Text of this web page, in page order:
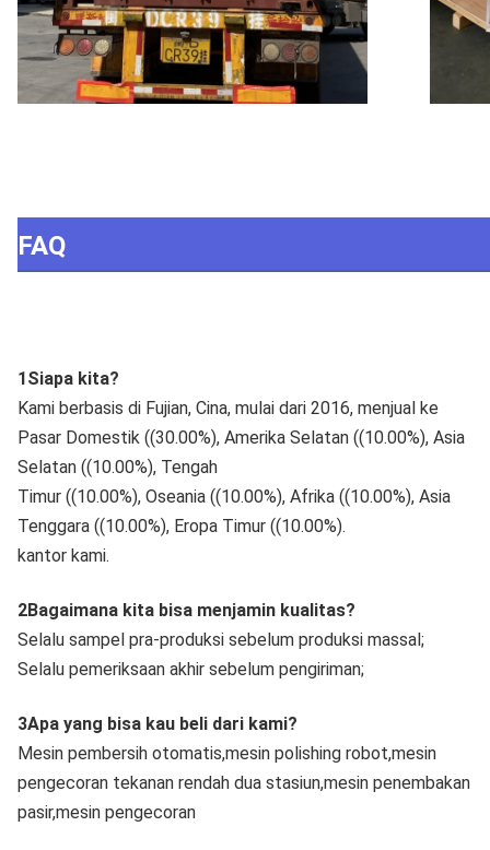
FAQ
1Siapa kita?
Kami berbasis di Fujian, Cina, mulai dari 2016, menjual ke
Pasar Domestik ((30.00%), Amerika Selatan ((10.00%), Asia
Selatan ((10.00%), Tengah
Timur ((10.00%), Oseania ((10.00%), Afrika ((10.00%), Asia
Tenggara ((10.00%), Eropa Timur ((10.00%).
kantor kami.
2Bagaimana kita bisa menjamin kualitas?
Selalu sampel pra-produksi sebelum produksi massal;
Selalu pemeriksaan akhir sebelum pengiriman;
3Apa yang bisa kau beli dari kami?
Mesin pembersih otomatis,mesin polishing robot,mesin
pengecoran tekanan rendah dua stasiun,mesin penembakan
pasir,mesin pengecoran